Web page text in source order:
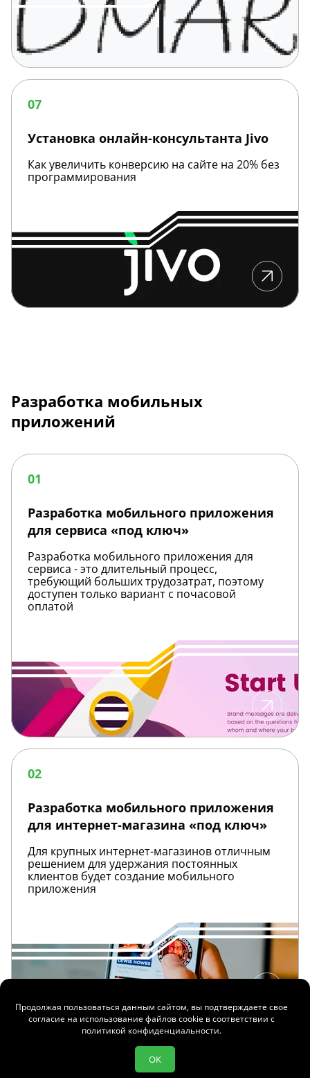
Установка
онлайн-
консультанта
07
Установка онлайн-консультанта Jivo
Как увеличить конверсию на сайте на 20% без
программирования
Разработка мобильных
приложений
Разработка
мобильного
приложения
сервиса
«под
ключ»
01
Разработка мобильного приложения
для сервиса «под ключ»
Разработка мобильного приложения для
сервиса - это длительный процесс,
требующий больших трудозатрат, поэтому
доступен только вариант с почасовой
оплатой
Разработка
мобильного
приложения
интернет-
магазина
«под
02
Разработка мобильного приложения
для интернет-магазина «под ключ»
Для крупных интернет-магазинов отличным
решением для удержания постоянных
клиентов будет создание мобильного
приложения
Продолжая пользоваться данным сайтом, вы подтверждаете свое
согласие на использование файлов cookie в соответствии с
политикой конфиденциальности.
OK